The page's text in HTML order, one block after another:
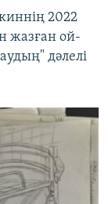
2022
жазған ой-
дәлелі